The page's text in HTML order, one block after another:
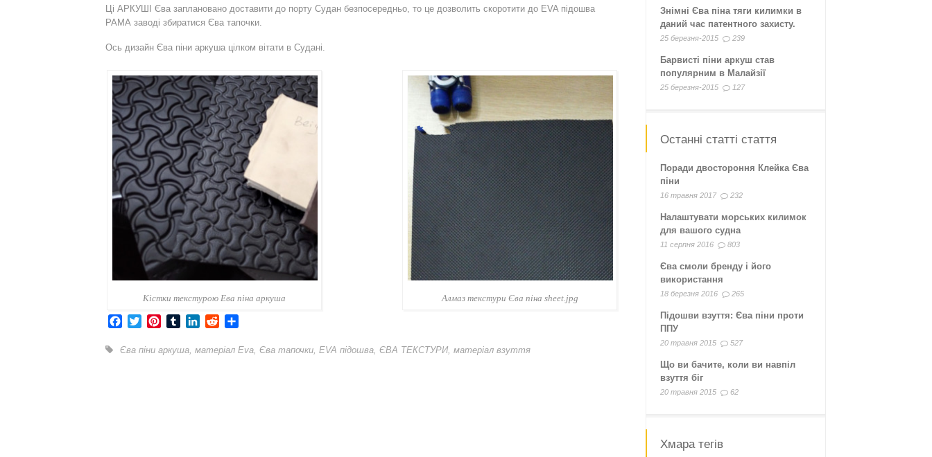
Ці АРКУШІ Єва заплановано доставити до порту Судан безпосередньо, то це дозволить скоротити до EVA підошва
РАМА заводі збиратися Єва тапочки.
Ось дизайн Єва піни аркуша цілком вітати в Судані.
Кістки текстурою Ева піна аркуша Алмаз текстури Єва піна sheet.jpg
Facebook
TwitterPinterestTumblrLinkedInReddit
Єва піни аркуша, матеріал Eva, Єва тапочки, EVA підошва, ЄВА ТЕКСТУРИ, матеріал взуття
Знімні Єва піна тяги килимки в
даний час патентного захисту.
25 березня-2015 239
Барвисті піни аркуш став
популярним в Малайзії
25 березня-2015 127
Останні статті стаття
Поради двостороння Клейка Єва
піни
16 травня 2017 232
Налаштувати морських килимок
для вашого судна
11 серпня 2016 803
Єва смоли бренду і його
використання
18 березня 2016 265
Підошви взуття: Єва піни проти
ППУ
20 травня 2015 527
Що ви бачите, коли ви навпіл
взуття біг
20 травня 2015 62
Хмара тегів